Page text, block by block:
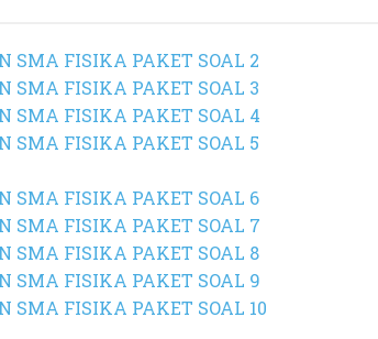
SMA FISIKA PAKET SOAL 2
SMA FISIKA PAKET SOAL 3
SMA FISIKA PAKET SOAL 4
SMA FISIKA PAKET SOAL 5
SMA FISIKA PAKET SOAL 6
SMA FISIKA PAKET SOAL 7
SMA FISIKA PAKET SOAL 8
SMA FISIKA PAKET SOAL 9
SMA FISIKA PAKET SOAL 10